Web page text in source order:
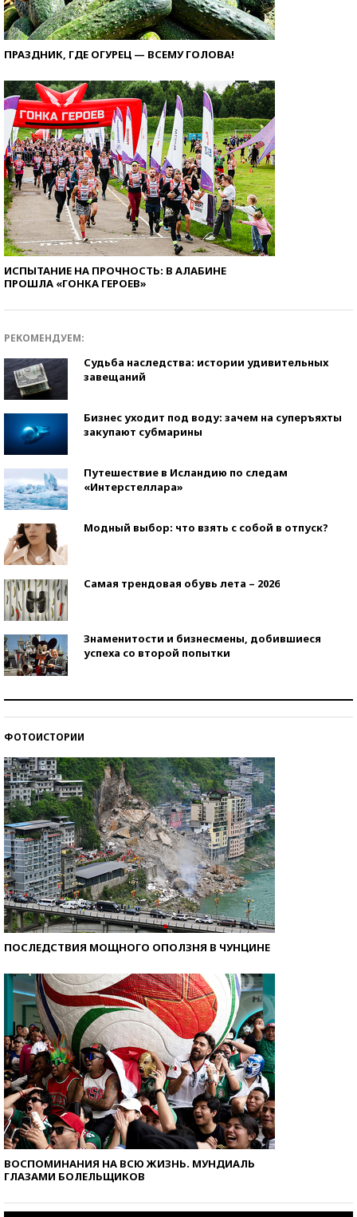
ПРАЗДНИК, ГДЕ ОГУРЕЦ — ВСЕМУ ГОЛОВА!
ИСПЫТАНИЕ НА ПРОЧНОСТЬ: В АЛАБИНЕ
ПРОШЛА «ГОНКА ГЕРОЕВ»
РЕКОМЕНДУЕМ:
Судьба наследства: истории удивительных
завещаний
Бизнес уходит под воду: зачем на суперъяхты
закупают субмарины
Путешествие в Исландию по следам
«Интерстеллара»
Модный выбор: что взять с собой в отпуск?
Самая трендовая обувь лета – 2026
Знаменитости и бизнесмены, добившиеся
успеха со второй попытки
ФОТОИСТОРИИ
ПОСЛЕДСТВИЯ МОЩНОГО ОПОЛЗНЯ В ЧУНЦИНЕ
ВОСПОМИНАНИЯ НА ВСЮ ЖИЗНЬ. МУНДИАЛЬ
ГЛАЗАМИ БОЛЕЛЬЩИКОВ